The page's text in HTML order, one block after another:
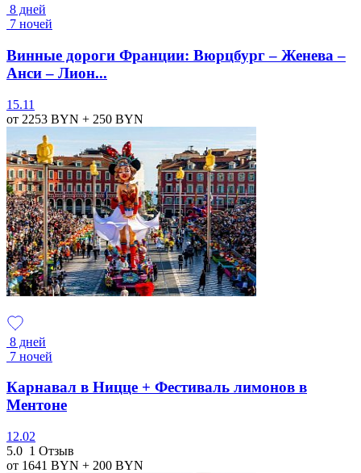
8 дней
7 ночей
Винные дороги Франции: Вюрцбург – Женева –
Анси – Лион...
15.11
от 2253 BYN + 250 BYN
8 дней
7 ночей
Карнавал в Ницце + Фестиваль лимонов в
Ментоне
12.02
5.0 1 Отзыв
от 1641 BYN + 200 BYN